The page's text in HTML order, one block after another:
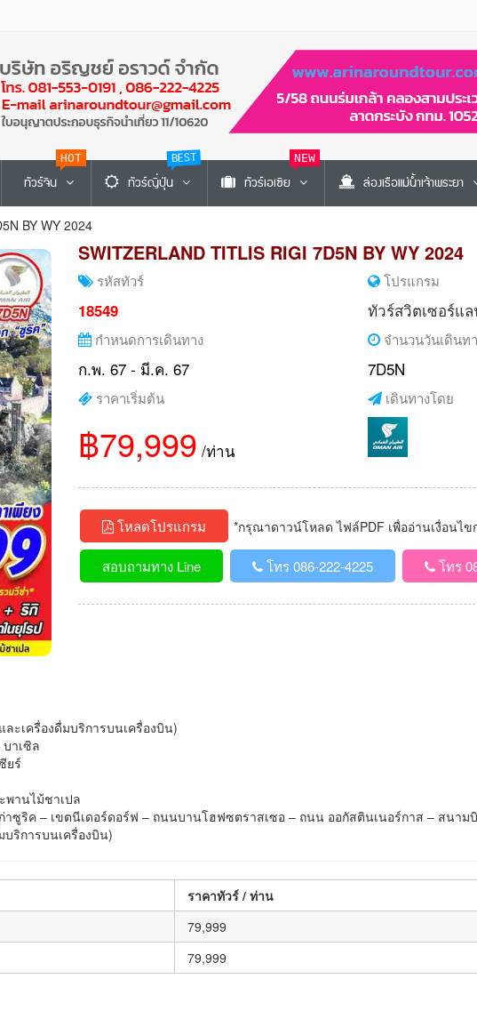
ทัวร์จีน
HOT
ทัวร์ญี่ปุ่น
BEST
ทัวร์เอเซีย
NEW
ล่องเรือแม่น้ำเจ้าพระยา
BY WY 2024
SWITZERLAND TITLIS RIGI 7D5N BY WY 2024
รหัสทัวร์
18549
โปรแกรม
ทัวร์สวิตเซอร์แ
กำหนดการเดินทาง
ก.พ. 67 - มี.ค. 67
จำนวนวันเดินท
7D5N
ราคาเริ่มต้น
฿79,999 /ท่าน
เดินทางโดย
โหลดโปรแกรม *กรุณาดาวน์โหลด ไฟล์PDF เพื่ออ่านเงื่อนไข
สอบถามทาง Line โทร 086-222-4225 โทร
เครื่องดื่มบริการบนเครื่องบิน)
าเซิล
ยร์
พานไม้ชาเปล
าซูริค – เขตนีเดอร์ดอร์ฟ – ถนนบานโฮฟซตราสเซอ – ถนน ออกัสตินเนอร์กาส – สนาม
ริการบนเครื่องบิน)
ราคาทัวร์ / ท่าน
79,999
79,999